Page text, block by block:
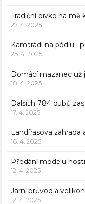
Tradiční pivko na
27. 4. 2025
Kamarádi na pódiu i
25. 4. 2025
Domácí mazanec už
18. 4. 2025
Dalších 784 dubů
17. 4. 2025
Landfrasova
16. 4. 2025
Předání modelu
12. 4. 2025
Jarní průvod a
12. 4. 2025